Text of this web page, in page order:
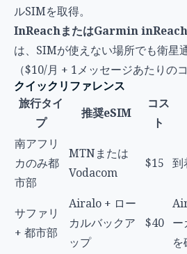
ルSIMを取得。
InReachまたはGarmin inReach
は、SIMが使えない場所でも衛星
（$10/月 + 1メッセージあたりのコ
クイックリファレンス
旅行タイ
プ
推奨eSIM
コス
ト
南アフリ
カのみ都
市部
MTNまたは
Vodacom
$15 到
サファリ
+ 都市部
Airalo + ロー
カルバックア
ップ
$40 ー
を